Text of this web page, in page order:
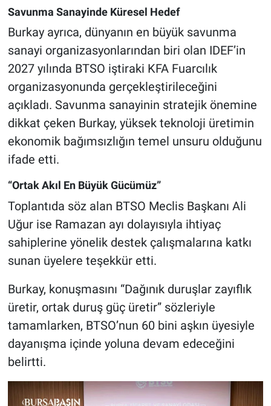
Savunma Sanayinde Küresel Hedef
Burkay ayrıca, dünyanın en büyük savunma
sanayi organizasyonlarından biri olan IDEF’in
2027 yılında BTSO iştiraki KFA Fuarcılık
organizasyonunda gerçekleştirileceğini
açıkladı. Savunma sanayinin stratejik önemine
dikkat çeken Burkay, yüksek teknoloji üretimin
ekonomik bağımsızlığın temel unsuru olduğunu
ifade etti.
“Ortak Akıl En Büyük Gücümüz”
Toplantıda söz alan BTSO Meclis Başkanı Ali
Uğur ise Ramazan ayı dolayısıyla ihtiyaç
sahiplerine yönelik destek çalışmalarına katkı
sunan üyelere teşekkür etti.
Burkay, konuşmasını “Dağınık duruşlar zayıflık
üretir, ortak duruş güç üretir” sözleriyle
tamamlarken, BTSO’nun 60 bini aşkın üyesiyle
dayanışma içinde yoluna devam edeceğini
belirtti.